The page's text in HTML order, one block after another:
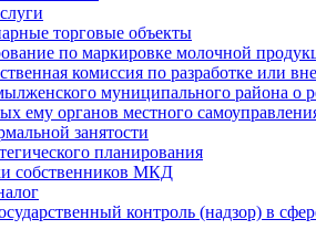
торговые объекты
по маркировке молочной
комиссия по разработке или
муниципального района о
ему органов местного
занятости
планирования
собственников МКД
контроль (надзор) в